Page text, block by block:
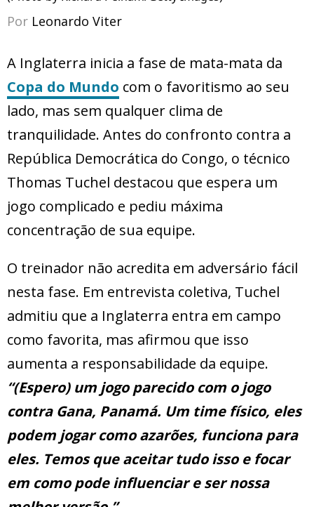
Por Leonardo Viter
A Inglaterra inicia a fase de mata-mata da
Copa do Mundo com o favoritismo ao seu
lado, mas sem qualquer clima de
tranquilidade. Antes do confronto contra a
República Democrática do Congo, o técnico
Thomas Tuchel destacou que espera um
jogo complicado e pediu máxima
concentração de sua equipe.
O treinador não acredita em adversário fácil
nesta fase. Em entrevista coletiva, Tuchel
admitiu que a Inglaterra entra em campo
como favorita, mas afirmou que isso
aumenta a responsabilidade da equipe.
“(Espero) um jogo parecido com o jogo
contra Gana, Panamá. Um time físico, eles
podem jogar como azarões, funciona para
eles. Temos que aceitar tudo isso e focar
em como pode influenciar e ser nossa